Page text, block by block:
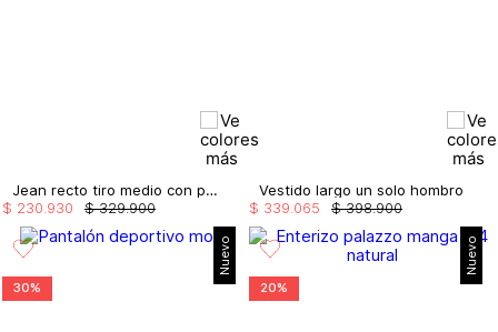
Jean recto tiro medio con pañoleta
$ 329.900
$ 230 930
Vestido largo un solo hombro
$ 398.900
$ 339 065
Nuevo
30%
Nuevo
20%